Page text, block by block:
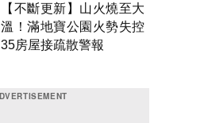
【不斷更新】山火燒至大
溫！滿地寶公園火勢失控
35房屋接疏散警報